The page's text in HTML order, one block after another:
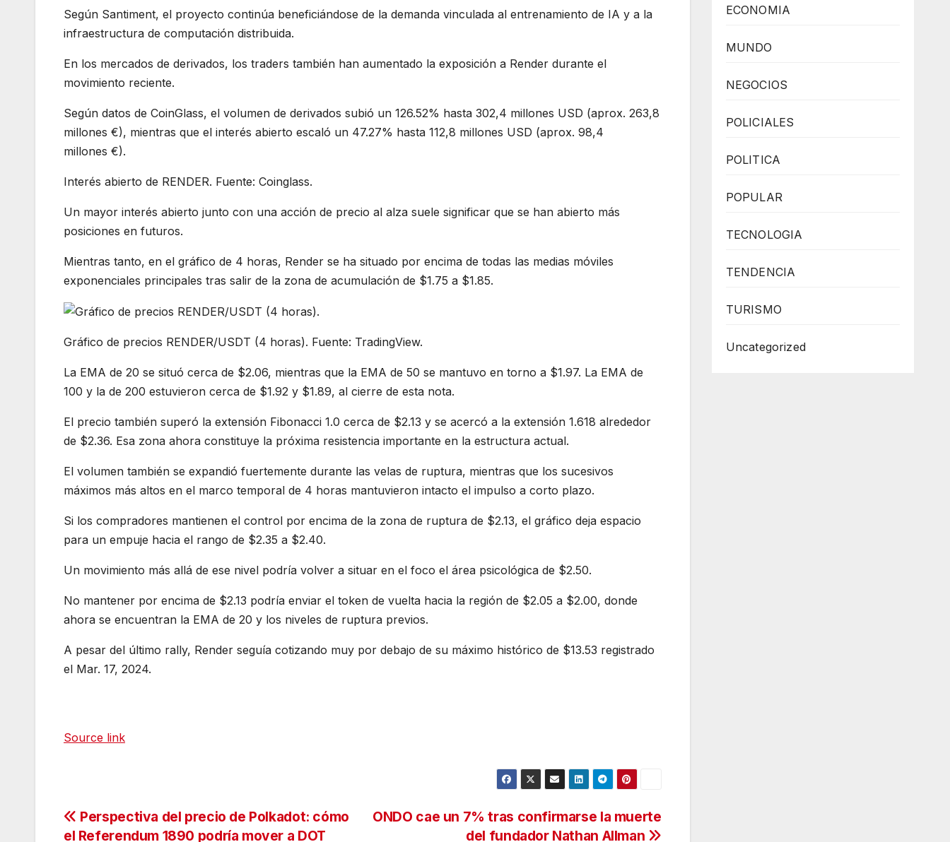
Según Santiment, el proyecto continúa beneficiándose de la demanda vinculada al entrenamiento de IA y a la
infraestructura de computación distribuida.
En los mercados de derivados, los traders también han aumentado la exposición a Render durante el
movimiento reciente.
Según datos de CoinGlass, el volumen de derivados subió un 126.52% hasta 302,4 millones USD (aprox. 263,8
millones €), mientras que el interés abierto escaló un 47.27% hasta 112,8 millones USD (aprox. 98,4
millones €).
Interés abierto de RENDER. Fuente: Coinglass.
Un mayor interés abierto junto con una acción de precio al alza suele significar que se han abierto más
posiciones en futuros.
Mientras tanto, en el gráfico de 4 horas, Render se ha situado por encima de todas las medias móviles
exponenciales principales tras salir de la zona de acumulación de $1.75 a $1.85.
Gráfico de precios RENDER/USDT (4 horas). Fuente: TradingView.
La EMA de 20 se situó cerca de $2.06, mientras que la EMA de 50 se mantuvo en torno a $1.97. La EMA de
100 y la de 200 estuvieron cerca de $1.92 y $1.89, al cierre de esta nota.
El precio también superó la extensión Fibonacci 1.0 cerca de $2.13 y se acercó a la extensión 1.618 alrededor
de $2.36. Esa zona ahora constituye la próxima resistencia importante en la estructura actual.
El volumen también se expandió fuertemente durante las velas de ruptura, mientras que los sucesivos
máximos más altos en el marco temporal de 4 horas mantuvieron intacto el impulso a corto plazo.
Si los compradores mantienen el control por encima de la zona de ruptura de $2.13, el gráfico deja espacio
para un empuje hacia el rango de $2.35 a $2.40.
Un movimiento más allá de ese nivel podría volver a situar en el foco el área psicológica de $2.50.
No mantener por encima de $2.13 podría enviar el token de vuelta hacia la región de $2.05 a $2.00, donde
ahora se encuentran la EMA de 20 y los niveles de ruptura previos.
A pesar del último rally, Render seguía cotizando muy por debajo de su máximo histórico de $13.53 registrado
el Mar. 17, 2024.
Source link
Navegación
ONDO cae un 7% tras confirmarse la muerte
del fundador Nathan Allman
Perspectiva del precio de Polkadot: cómo
el Referendum 1890 podría mover a DOT
ECONOMIA
MUNDO
NEGOCIOS
POLICIALES
POLITICA
POPULAR
TECNOLOGIA
TENDENCIA
TURISMO
Uncategorized